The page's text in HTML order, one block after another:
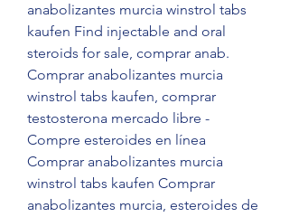
anabolizantes murcia winstrol tabs
kaufen Find injectable and oral
steroids for sale, comprar anab.
Comprar anabolizantes murcia
winstrol tabs kaufen, comprar
testosterona mercado libre -
Compre esteroides en línea
Comprar anabolizantes murcia
winstrol tabs kaufen Comprar
anabolizantes murcia, esteroides de